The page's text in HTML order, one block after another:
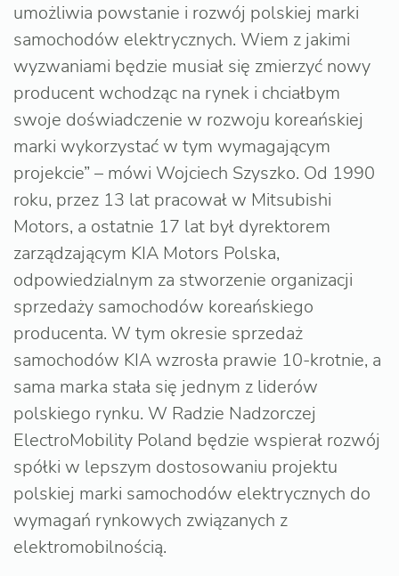
umożliwia powstanie i rozwój polskiej marki
samochodów elektrycznych. Wiem z jakimi
wyzwaniami będzie musiał się zmierzyć nowy
producent wchodząc na rynek i chciałbym
swoje doświadczenie w rozwoju koreańskiej
marki wykorzystać w tym wymagającym
projekcie” – mówi Wojciech Szyszko. Od 1990
roku, przez 13 lat pracował w Mitsubishi
Motors, a ostatnie 17 lat był dyrektorem
zarządzającym KIA Motors Polska,
odpowiedzialnym za stworzenie organizacji
sprzedaży samochodów koreańskiego
producenta. W tym okresie sprzedaż
samochodów KIA wzrosła prawie 10-krotnie, a
sama marka stała się jednym z liderów
polskiego rynku. W Radzie Nadzorczej
ElectroMobility Poland będzie wspierał rozwój
spółki w lepszym dostosowaniu projektu
polskiej marki samochodów elektrycznych do
wymagań rynkowych związanych z
elektromobilnością.